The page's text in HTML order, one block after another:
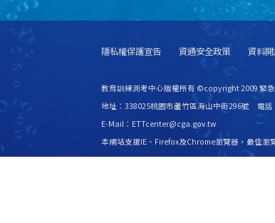
隱私權保護宣告 資通安全政策 資料
教育訓練測考中心版權所有 ©copyright 2009 緊
地址：338025桃園市蘆竹區海山中街296號 電話
E-Mail：ETTcenter@cga.gov.tw
本網站支援IE、Firefox及Chrome瀏覽器，最佳瀏
更新日期115年08月08日 瀏覽人次2531480